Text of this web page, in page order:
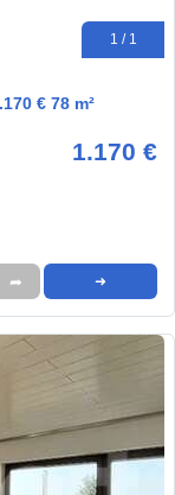
1 / 1
€ 78 m²
1.170 €
➦ ➜